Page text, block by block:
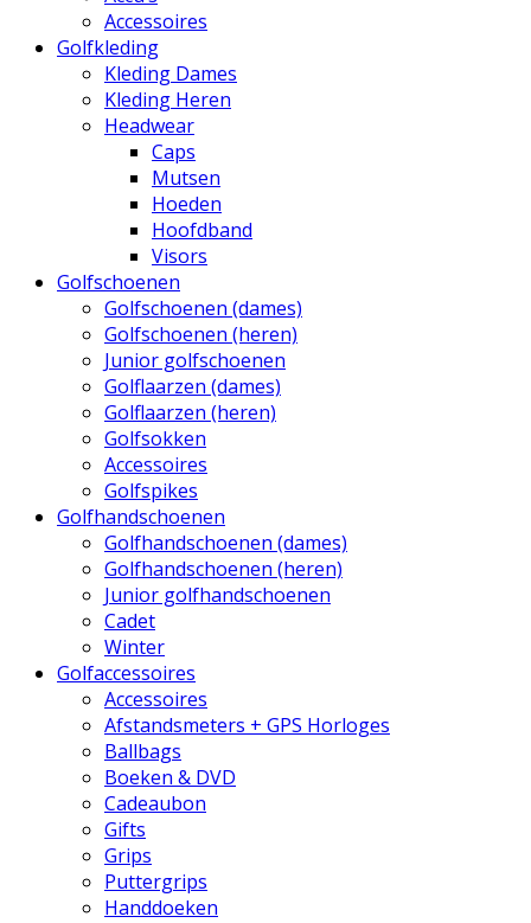
Accessoires
Golfkleding
Kleding Dames
Kleding Heren
Headwear
Caps
Mutsen
Hoeden
Hoofdband
Visors
Golfschoenen
Golfschoenen (dames)
Golfschoenen (heren)
Junior golfschoenen
Golflaarzen (dames)
Golflaarzen (heren)
Golfsokken
Accessoires
Golfspikes
Golfhandschoenen
Golfhandschoenen (dames)
Golfhandschoenen (heren)
Junior golfhandschoenen
Cadet
Winter
Golfaccessoires
Accessoires
Afstandsmeters + GPS Horloges
Ballbags
Boeken & DVD
Cadeaubon
Gifts
Grips
Puttergrips
Handdoeken